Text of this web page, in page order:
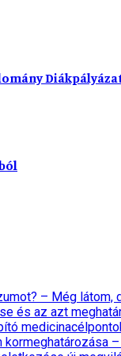
– Még látom,
és az azt
kormeghatározása